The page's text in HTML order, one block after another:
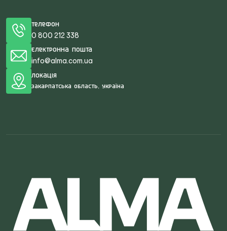
Телефон
0 800 212 338
Електронна пошта
info@alma.com.ua
Локація
Закарпатська область, Україна